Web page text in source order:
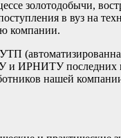
золотодобычи,
в вуз на
компании.
и ИРНИТУ последних
нашей